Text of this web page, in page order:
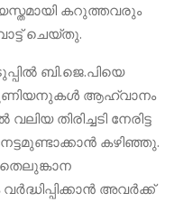
കറുത്തവരും
ചെയ്തു.
ബി.ജെ.പിയെ
ആഹ്വാനം
തിരിച്ചടി നേരിട്ട
കഴിഞ്ഞു.
തെലുങ്കാന
അവർക്ക്